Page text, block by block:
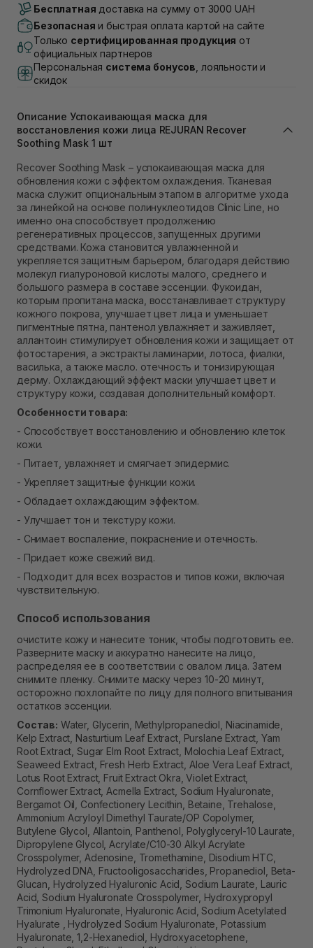
В наличии
Самовывоз г. Луцк, Винниченка 4
Самовывоз г. Львов, ул. Академика Подстригача,
1В (Duck's Lake)
Самовывоз г. Львов ул. Степана Бандеры 43
Нет в наличии!
Самовывоз Ровно
В наличии
Самовывоз г. Ровно, ул. Кулика и Гудачека 23 (ТЦ
Экватор)
В наличии
Бесплатная доставка на сумму от 3000 UAH
Безопасная и быстрая оплата картой на сайте
Только сертифицированная продукция от
официальных партнеров
Персональная система бонусов , лояльности и
скидок
Описание Успокаивающая маска для
восстановления кожи лица REJURAN Recover
Soothing Mask 1 шт
Recover Soothing Mask – успокаивающая маска для
обновления кожи с эффектом охлаждения. Тканевая
маска служит опциональным этапом в алгоритме ухода
за линейкой на основе полинуклеотидов Clinic Line, но
именно она способствует продолжению
регенеративных процессов, запущенных другими
средствами. Кожа становится увлажненной и
укрепляется защитным барьером, благодаря действию
молекул гиалуроновой кислоты малого, среднего и
большого размера в составе эссенции. Фукоидан,
которым пропитана маска, восстанавливает структуру
кожного покрова, улучшает цвет лица и уменьшает
пигментные пятна, пантенол увлажняет и заживляет,
аллантоин стимулирует обновления кожи и защищает от
фотостарения, а экстракты ламинарии, лотоса, фиалки,
василька, а также масло. отечность и тонизирующая
дерму. Охлаждающий эффект маски улучшает цвет и
структуру кожи, создавая дополнительный комфорт.
Особенности товара:
- Способствует восстановлению и обновлению клеток
кожи.
- Питает, увлажняет и смягчает эпидермис.
- Укрепляет защитные функции кожи.
- Обладает охлаждающим эффектом.
- Улучшает тон и текстуру кожи.
- Снимает воспаление, покраснение и отечность.
- Придает коже свежий вид.
- Подходит для всех возрастов и типов кожи, включая
чувствительную.
Способ использования
очистите кожу и нанесите тоник, чтобы подготовить ее.
Разверните маску и аккуратно нанесите на лицо,
распределяя ее в соответствии с овалом лица. Затем
снимите пленку. Снимите маску через 10-20 минут,
осторожно похлопайте по лицу для полного впитывания
остатков эссенции.
Состав: Water, Glycerin, Methylpropanediol, Niacinamide,
Kelp Extract, Nasturtium Leaf Extract, Purslane Extract, Yam
Root Extract, Sugar Elm Root Extract, Molochia Leaf Extract,
Seaweed Extract, Fresh Herb Extract, Aloe Vera Leaf Extract,
Lotus Root Extract, Fruit Extract Okra, Violet Extract,
Cornflower Extract, Acmella Extract, Sodium Hyaluronate,
Bergamot Oil, Confectionery Lecithin, Betaine, Trehalose,
Ammonium Acryloyl Dimethyl Taurate/OP Copolymer,
Butylene Glycol, Allantoin, Panthenol, Polyglyceryl-10 Laurate,
Dipropylene Glycol, Acrylate/C10-30 Alkyl Acrylate
Crosspolymer, Adenosine, Tromethamine, Disodium HTC,
Hydrolyzed DNA, Fructooligosaccharides, Propanediol, Beta-
Glucan, Hydrolyzed Hyaluronic Acid, Sodium Laurate, Lauric
Acid, Sodium Hyaluronate Crosspolymer, Hydroxypropyl
Trimonium Hyaluronate, Hyaluronic Acid, Sodium Acetylated
Hyalurate , Hydrolyzed Sodium Hyaluronate, Potassium
Hyaluronate, 1,2-Hexanediol, Hydroxyacetophene,